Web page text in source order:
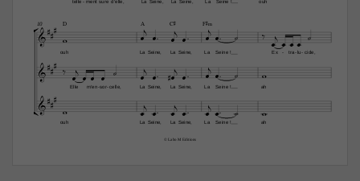


© Labo M Editions
telle ment
- sure d'elle, La Seine, La Seine, La Seine ! ouh
ouh La Seine, La Seine, La Seine ! Ex tra
- lu
- cide,
-
10
Elle m'en sor
- celle,
- La Seine, La Seine, La Seine ! ah
ouh La Seine, La Seine, La Seine ! ah
 D A C© F©‹


           
       
    


       